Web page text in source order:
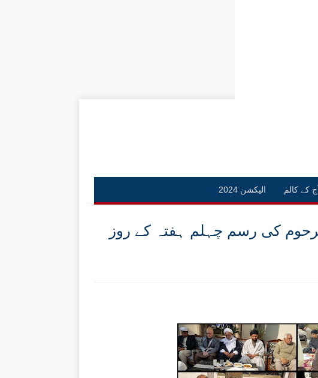
کے کالم الیکشن 2024
کی رسم چہلم ہفتہ کے روز